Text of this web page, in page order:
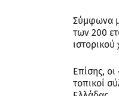
Σύμφωνα
των 200
Επίσης,
τοπικοί